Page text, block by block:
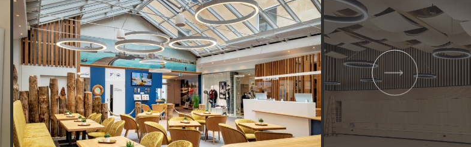
alt sind und Ihre Zustimmung zu freiwilligen
müssen Sie Ihre Erziehungsberechtigten um
und andere Technologien auf unserer Website.
während andere uns helfen, diese Website
Personenbezogene Daten können
IP-Adressen), z. B. für personalisierte Anzeigen und
und Inhaltsmessung. Weitere Informationen über
finden Sie in unserer
Datenschutzerklärung.
über alle verwendeten Cookies. Sie können
Kategorien geben oder sich weitere
lassen und so nur bestimmte Cookies auswählen.